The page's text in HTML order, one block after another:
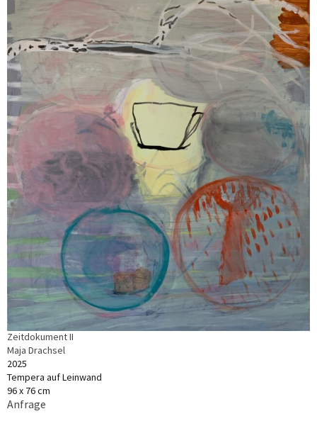
Zeitdokument II
Maja Drachsel
2025
Tempera auf Leinwand
96 x 76 cm
Anfrage